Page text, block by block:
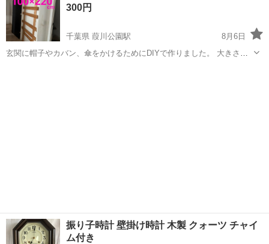
300円
千葉県 葭川公園駅
8月6日
玄関に帽子やカバン、傘をかけるためにDIYで作りました。 大きさ
振り子時計 壁掛け時計 木製 クォーツ チャイ
ム付き